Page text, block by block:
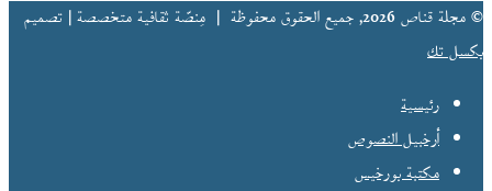
© مجلة قناص 2026, جميع الحقوق محفوظة |
مِنصّة ثقافية متخصصة | تصميم
بكسل تك
رئيسية
أرخبيل النصوص
مكتبة بورخيس